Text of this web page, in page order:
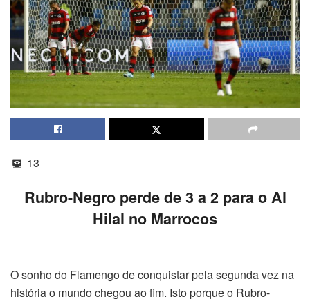
13
Rubro-Negro perde de 3 a 2 para o Al
Hilal no Marrocos
O sonho do Flamengo de conquistar pela segunda vez na
história o mundo chegou ao fim. Isto porque o Rubro-